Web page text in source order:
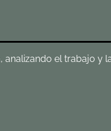
analizando el trabajo